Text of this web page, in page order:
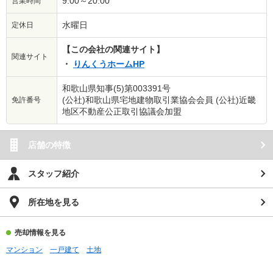
定休日 水曜日
関連サイト
【この会社の関連サイト】
りんくうホームHP
免許番号
和歌山県知事(5)第003391号
(公社)和歌山県宅地建物取引業協会会員 (公社)近畿
地区不動産公正取引協議会加盟
店舗の特徴
スタッフ紹介
所在地を見る
売却情報を見る
マンション
一戸建て 土地